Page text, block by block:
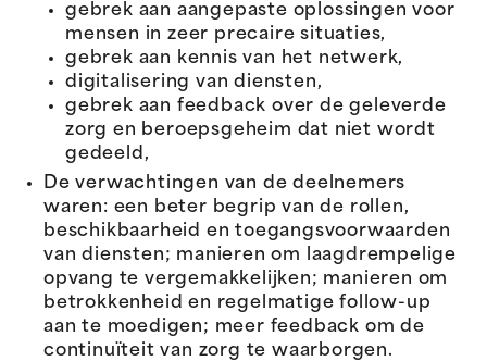
gebrek aan aangepaste oplossingen voor
mensen in zeer precaire situaties,
gebrek aan kennis van het netwerk,
digitalisering van diensten,
gebrek aan feedback over de geleverde
zorg en beroepsgeheim dat niet wordt
gedeeld,
De verwachtingen van de deelnemers
waren: een beter begrip van de rollen,
beschikbaarheid en toegangsvoorwaarden
van diensten; manieren om laagdrempelige
opvang te vergemakkelijken; manieren om
betrokkenheid en regelmatige follow-up
aan te moedigen; meer feedback om de
continuïteit van zorg te waarborgen.